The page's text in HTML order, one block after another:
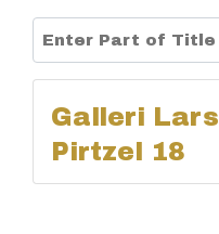
Galleri Lars
Pirtzel 18